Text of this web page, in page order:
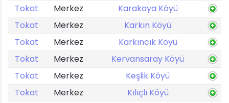
Tokat
Merkez
Karakaya Köyü
Tokat
Merkez
Karkın Köyü
Tokat
Merkez
Karkıncık Köyü
Tokat
Merkez
Kervansaray Köyü
Tokat
Merkez
Keşlik Köyü
Tokat
Merkez
Kılıçlı Köyü